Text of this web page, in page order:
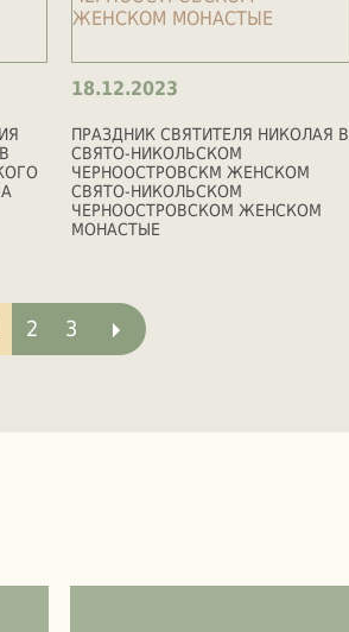
18.12.2023
ПРАЗДНИК СВЯТИТЕЛЯ НИКОЛАЯ В
СВЯТО-НИКОЛЬСКОМ
ЧЕРНООСТРОВСКМ ЖЕНСКОМ
СВЯТО-НИКОЛЬСКОМ
ЧЕРНООСТРОВСКОМ ЖЕНСКОМ
МОНАСТЫЕ
2 3